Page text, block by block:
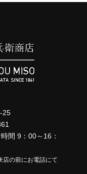
25
間 9：00～16：
の前にお電話にて